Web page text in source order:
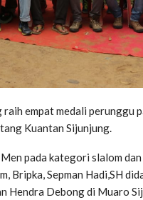
empat medali perunggu
Kuantan Sijunjung.
pada kategori slalom
Bripka, Sepman Hadi,SH
Hendra Debong di Muaro